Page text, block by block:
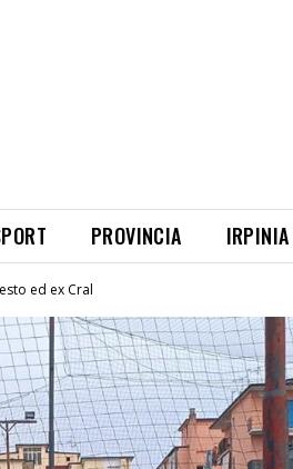
PROVINCIA IRPINIA
ed ex Cral